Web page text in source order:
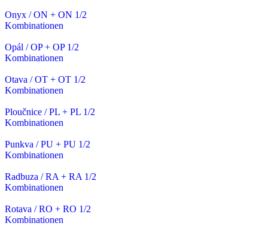
Onyx / ON + ON 1/2
Kombinationen
Opál / OP + OP 1/2
Kombinationen
Otava / OT + OT 1/2
Kombinationen
Ploučnice / PL + PL 1/2
Kombinationen
Punkva / PU + PU 1/2
Kombinationen
Radbuza / RA + RA 1/2
Kombinationen
Rotava / RO + RO 1/2
Kombinationen